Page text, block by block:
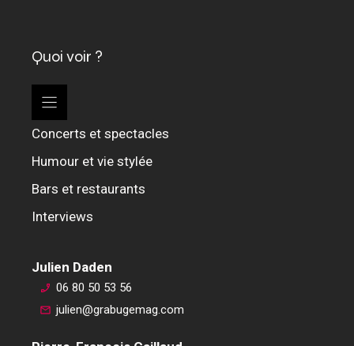
Quoi voir ?
Concerts et spectacles
Humour et vie stylée
Bars et restaurants
Interviews
Julien Daden
06 80 50 53 56
julien@grabugemag.com